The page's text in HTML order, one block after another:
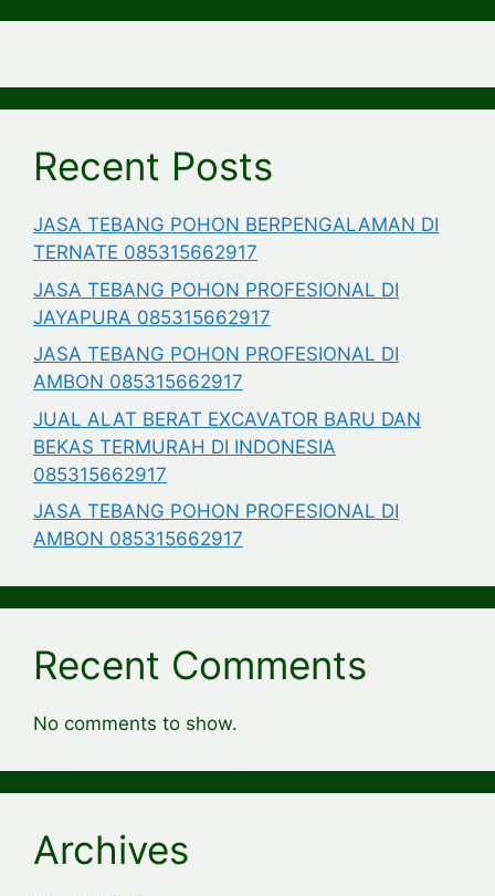
Recent Posts
JASA TEBANG POHON BERPENGALAMAN DI
TERNATE 085315662917
JASA TEBANG POHON PROFESIONAL DI
JAYAPURA 085315662917
JASA TEBANG POHON PROFESIONAL DI
AMBON 085315662917
JUAL ALAT BERAT EXCAVATOR BARU DAN
BEKAS TERMURAH DI INDONESIA
085315662917
JASA TEBANG POHON PROFESIONAL DI
AMBON 085315662917
Recent Comments
No comments to show.
Archives